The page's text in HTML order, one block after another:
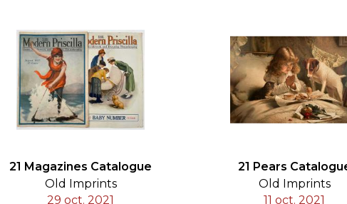
21 Magazines Catalogue
Old Imprints
29 oct. 2021
21 Pears
Old Imprints
11 oct. 2021